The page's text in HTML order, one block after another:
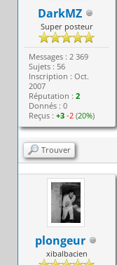
DarkMZ
Super posteur
Messages : 2 369
Sujets : 56
Inscription : Oct.
2007
Réputation :2
Donnés : 0
Reçus :+3 -2 (20%)
Trouver
plongeur
xibalbacien